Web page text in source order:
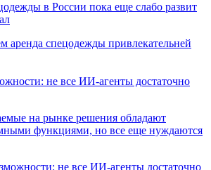
в России пока еще слабо развит
не все ИИ-агенты достаточно
на рынке решения обладают
функциями, но все еще нуждаются